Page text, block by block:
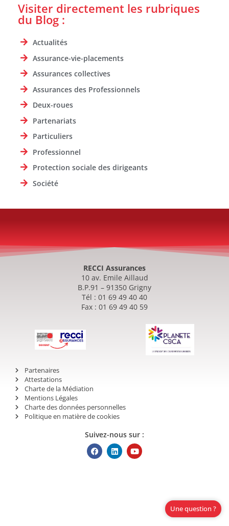
Visiter directement les rubriques
du Blog :
Actualités
Assurance-vie-placements
Assurances collectives
Assurances des Professionnels
Deux-roues
Partenariats
Particuliers
Professionnel
Protection sociale des dirigeants
Société
RECCI Assurances
10 av. Emile Aillaud
B.P.91 – 91350 Grigny
Tél : 01 69 49 40 40
Fax : 01 69 49 40 59
Partenaires
Attestations
Charte de la Médiation
Mentions Légales
Charte des données personnelles
Politique en matière de cookies
Une question ?
Suivez-nous sur :